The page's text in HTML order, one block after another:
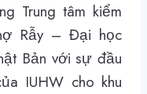
Trung tâm kiểm
Rẫy – Đại học
Bản với sự đầu
IUHW cho khu